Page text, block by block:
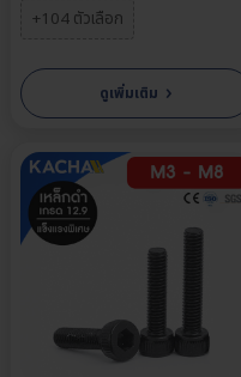
+104 ตัวเลือก
ดูเพิ่มเติม ›